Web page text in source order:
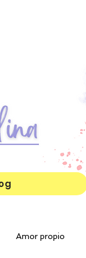
Amor propio